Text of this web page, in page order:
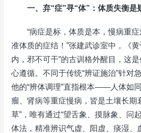
一、弃“症”寻“体”：体质失衡是
“病症是标，体质是本，慢病重症
准体质的症结！”张建武诊室中，《
内，邪不可干”的古训格外醒目，这
心遵循。不同于传统“辨证施治”针对
他的“辨体调理”直指根本——人体如
瘤、肾病等重症慢病，皆是土壤长期
草”，唯有通过“望舌象、摸脉象、问
体法，精准辨识气虚、阳虚、痰湿、